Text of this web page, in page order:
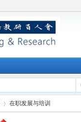
在职发展与培训